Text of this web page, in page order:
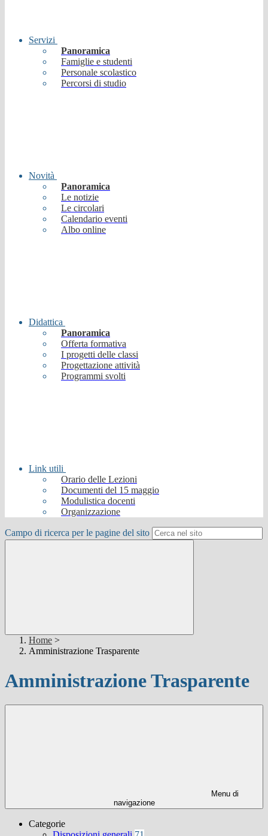
Servizi
Panoramica
Famiglie e studenti
Personale scolastico
Percorsi di studio
Novità
Panoramica
Le notizie
Le circolari
Calendario eventi
Albo online
Didattica
Panoramica
Offerta formativa
I progetti delle classi
Progettazione attività
Programmi svolti
Link utili
Orario delle Lezioni
Documenti del 15 maggio
Modulistica docenti
Organizzazione
Campo di ricerca per le pagine del sito
Home >
Amministrazione Trasparente
Amministrazione Trasparente
Menu di
navigazione
Categorie